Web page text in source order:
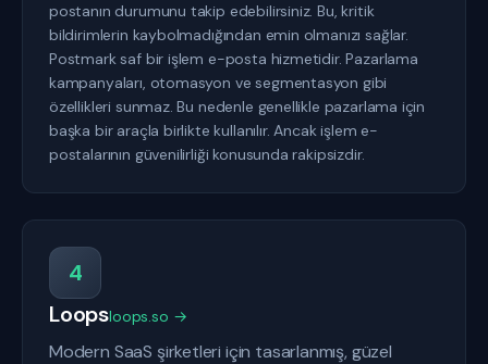
postanın durumunu takip edebilirsiniz. Bu, kritik
bildirimlerin kaybolmadığından emin olmanızı sağlar.
Postmark saf bir işlem e-posta hizmetidir. Pazarlama
kampanyaları, otomasyon ve segmentasyon gibi
özellikleri sunmaz. Bu nedenle genellikle pazarlama için
başka bir araçla birlikte kullanılır. Ancak işlem e-
postalarının güvenilirliği konusunda rakipsizdir.
4
Loopsloops.so →
Modern SaaS şirketleri için tasarlanmış, güzel